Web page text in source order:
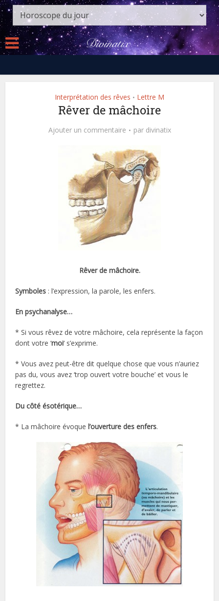
Interprétation des rêves • Lettre M
Rêver de mâchoire
Ajouter un commentaire par divinatix
Rêver de mâchoire.
Symboles : l’expression, la parole, les enfers.
En psychanalyse…
* Si vous rêvez de votre mâchoire, cela représente la façon
dont votre ‘moi‘ s’exprime.
* Vous avez peut-être dit quelque chose que vous n’auriez
pas du, vous avez ‘trop ouvert votre bouche’ et vous le
regrettez.
Du côté ésotérique…
* La mâchoire évoquel’ouverture des enfers.